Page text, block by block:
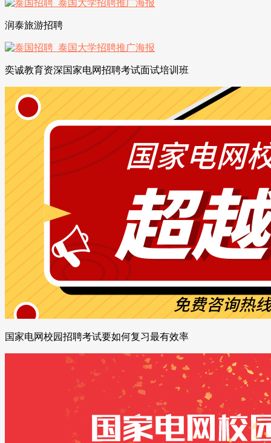
润泰旅游招聘
奕诚教育资深国家电网招聘考试面试培训班
国家电网校园招聘考试要如何复习最有效率